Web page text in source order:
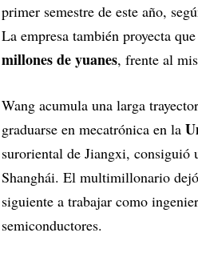
primer semestre de este año,
La empresa también proyecta
millones de yuanes, frente al
Wang acumula una larga
graduarse en mecatrónica en la
suroriental de Jiangxi, consiguió
Shanghái. El multimillonario
siguiente a trabajar como
semiconductores.